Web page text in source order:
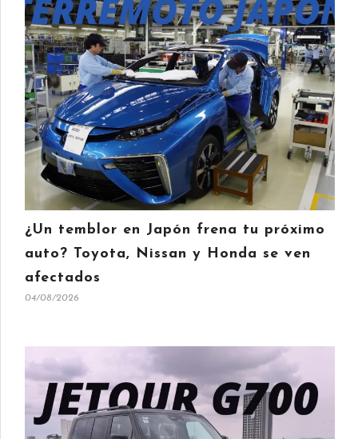
¿Un temblor en Japón frena tu próximo
auto? Toyota, Nissan y Honda se ven
afectados
04/08/2026